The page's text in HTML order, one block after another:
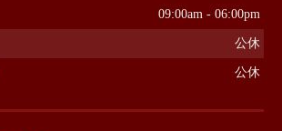
09:00am - 06:00pm
公休
公休